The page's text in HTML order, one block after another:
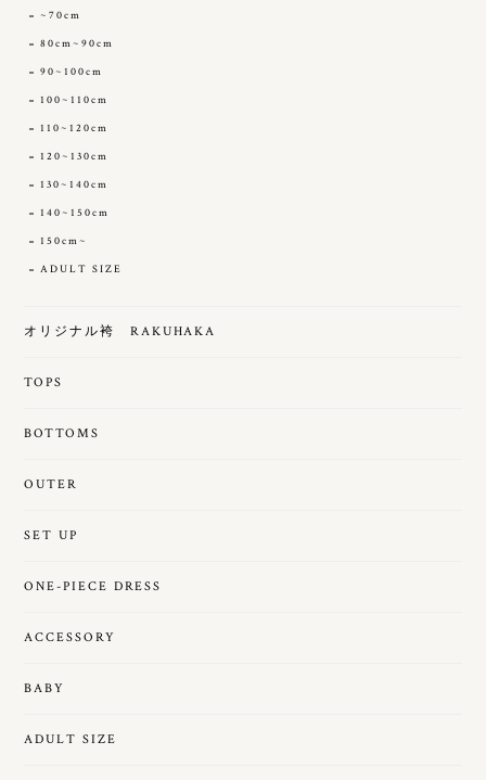
~70cm
80cm~90cm
90~100cm
100~110cm
110~120cm
120~130cm
130~140cm
140~150cm
150cm~
ADULT SIZE
オリジナル袴 RAKUHAKA
TOPS
BOTTOMS
OUTER
SET UP
ONE-PIECE DRESS
ACCESSORY
BABY
ADULT SIZE